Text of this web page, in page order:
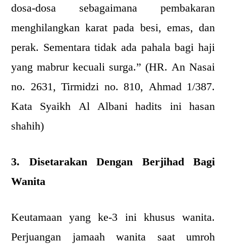
dosa-dosa sebagaimana pembakaran
menghilangkan karat pada besi, emas, dan
perak. Sementara tidak ada pahala bagi haji
yang mabrur kecuali surga.” (HR. An Nasai
no. 2631, Tirmidzi no. 810, Ahmad 1/387.
Kata Syaikh Al Albani hadits ini hasan
shahih)
3. Disetarakan Dengan Berjihad Bagi
Wanita
Keutamaan yang ke-3 ini khusus wanita.
Perjuangan jamaah wanita saat umroh